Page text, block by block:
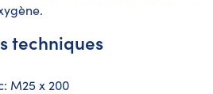
techniques
M25 x 200